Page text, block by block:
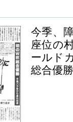
今季、
座位の
ールド
総合優